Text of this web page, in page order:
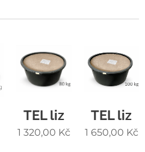
TEL liz
1 320,00 Kč
TEL liz
1 650,00 Kč